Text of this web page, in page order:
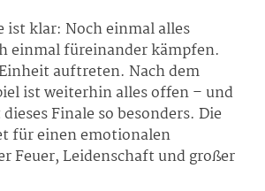
ist klar: Noch einmal alles
einmal füreinander kämpfen.
auftreten. Nach dem
ist weiterhin alles offen – und
Finale so besonders. Die
für einen emotionalen
Feuer, Leidenschaft und großer